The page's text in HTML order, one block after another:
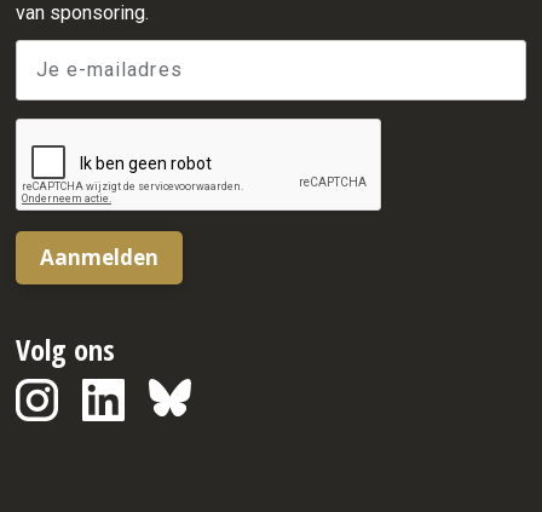
van sponsoring.
Aanmelden
Volg ons